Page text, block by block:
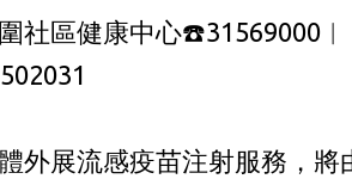
社區健康中心☎️31569000︱
外展流感疫苗注射服務，將